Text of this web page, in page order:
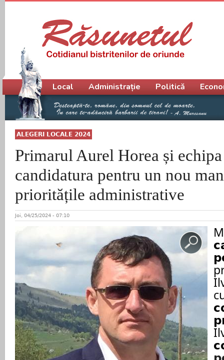
ALEGERI LOCALE 2024
Primarul Aurel Horea și
candidatura pentru un nou
prioritățile administrative
Joi, 04/25/2024 - 07:10
Meniu principal
Local Administrație Politică